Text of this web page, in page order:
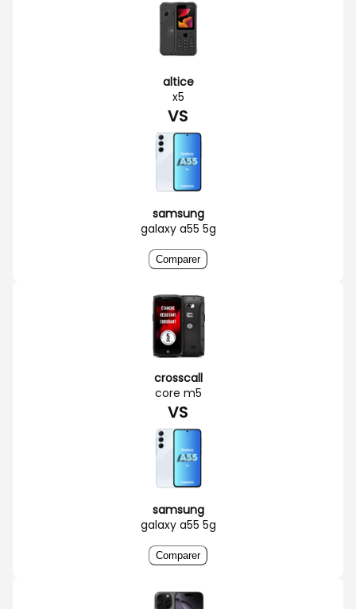
altice
x5
VS
samsung
galaxy a55 5g
Comparer
crosscall
core m5
VS
samsung
galaxy a55 5g
Comparer